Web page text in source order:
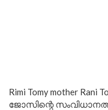
Rimi Tomy mother Rani
ജോസിന്റെ